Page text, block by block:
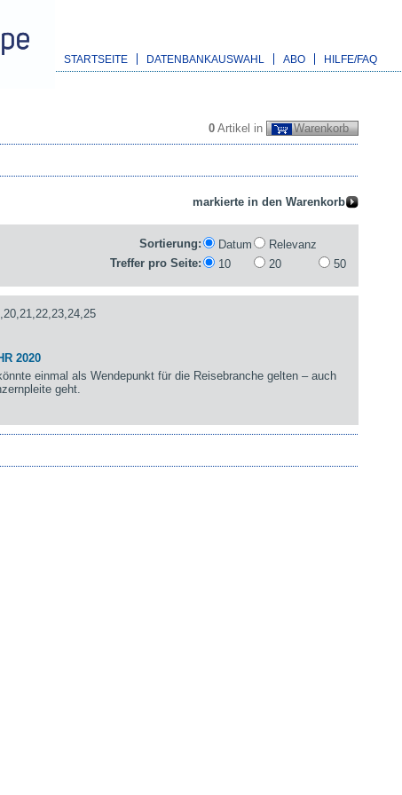
STARTSEITE DATENBANKAUSWAHL ABO HILFE/FAQ
0 Artikel in Warenkorb
Sortierung: Datum
Relevanz
Treffer pro Seite:
10 20 50
2020
einmal als Wendepunkt für die Reisebranche gelten – auch
geht.